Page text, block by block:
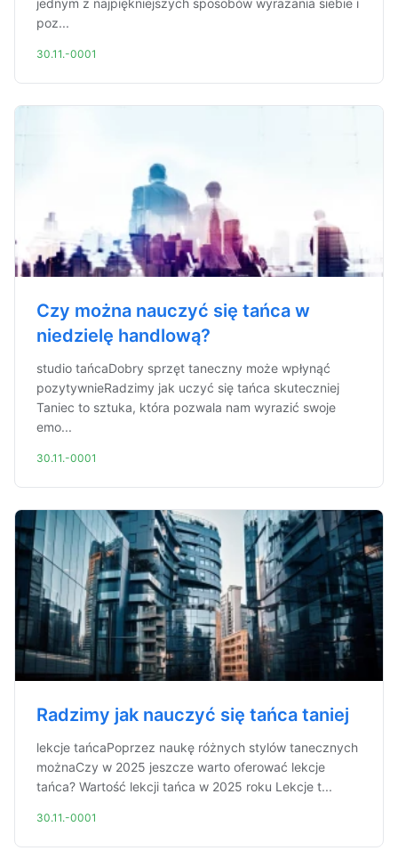
jednym z najpiękniejszych sposobów wyrażania siebie i
poz...
30.11.-0001
Czy można nauczyć się tańca w
niedzielę handlową?
studio tańcaDobry sprzęt taneczny może wpłynąć
pozytywnieRadzimy jak uczyć się tańca skuteczniej
Taniec to sztuka, która pozwala nam wyrazić swoje
emo...
30.11.-0001
Radzimy jak nauczyć się tańca taniej
lekcje tańcaPoprzez naukę różnych stylów tanecznych
możnaCzy w 2025 jeszcze warto oferować lekcje
tańca? Wartość lekcji tańca w 2025 roku Lekcje t...
30.11.-0001